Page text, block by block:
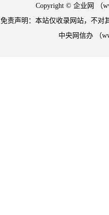
Copyright © 企业网 （
免责声明：本站仅收录网站，不对
中央网信办 （